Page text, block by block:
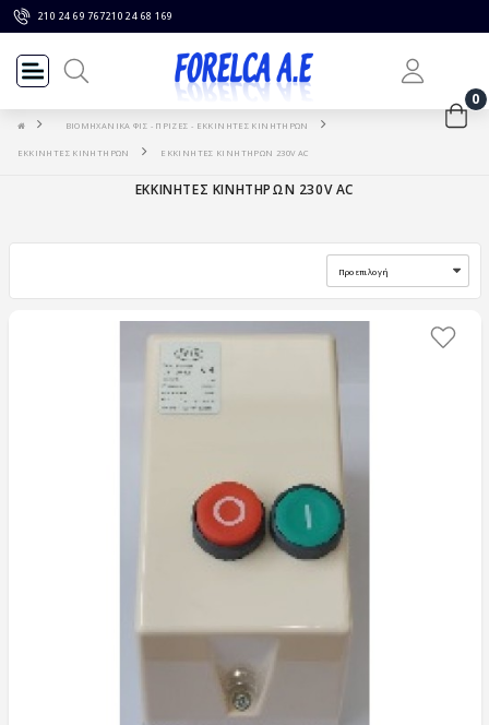
210 24 69 767210 24 68 169
0
ΒΙΟΜΗΧΑΝΙΚΑ ΦΙΣ - ΠΡΙΖΕΣ - ΕΚΚΙΝΗΤΕΣ ΚΙΝΗΤΗΡΩΝ
ΕΚΚΙΝΗΤΕΣ ΚΙΝΗΤΗΡΩΝ ΕΚΚΙΝΗΤΕΣ ΚΙΝΗΤΗΡΩΝ 230V AC
ΕΚΚΙΝΗΤΕΣ ΚΙΝΗΤΗΡΩΝ 230V AC